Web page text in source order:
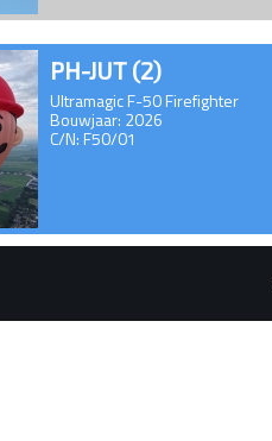
PH-JUT (2)
Ultramagic F-50 Firefighter
Bouwjaar: 2026
C/N: F50/01